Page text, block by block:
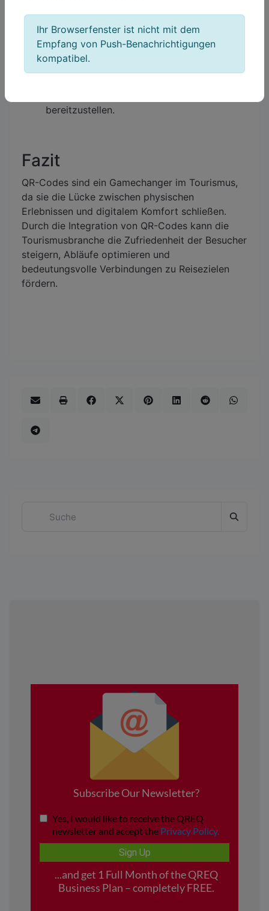
Gästefeedback ein.
Attraktionen
Freizeitparks und historische Stätten
implementieren QR-Codes, um das
bereitzustellen.
Fazit
QR-Codes sind ein Gamechanger im Tourismus,
da sie die Lücke zwischen physischen
Erlebnissen und digitalem Komfort schließen.
Durch die Integration von QR-Codes kann die
Tourismusbranche die Zufriedenheit der Besucher
steigern, Abläufe optimieren und
bedeutungsvolle Verbindungen zu Reisezielen
fördern.
Ihr Browserfenster ist nicht mit dem
Empfang von Push-Benachrichtigungen
kompatibel.